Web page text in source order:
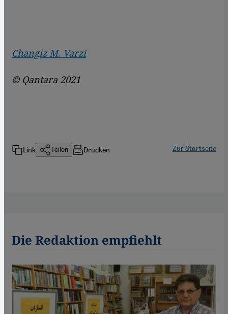
Changiz M. Varzi
© Qantara 2021
Link Teilen Drucken Zur Startseite
Die Redaktion empfiehlt